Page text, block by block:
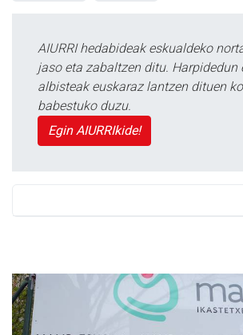
AIURRI hedabideak eskualdeko
jaso eta zabaltzen ditu. Harpidedun
albisteak euskaraz lantzen dituen
babestuko duzu.
Egin AIURRIkide!